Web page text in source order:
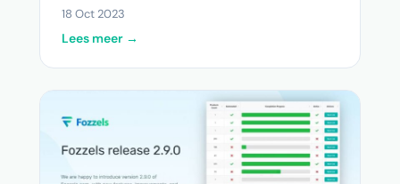
18 Oct 2023
Lees meer →